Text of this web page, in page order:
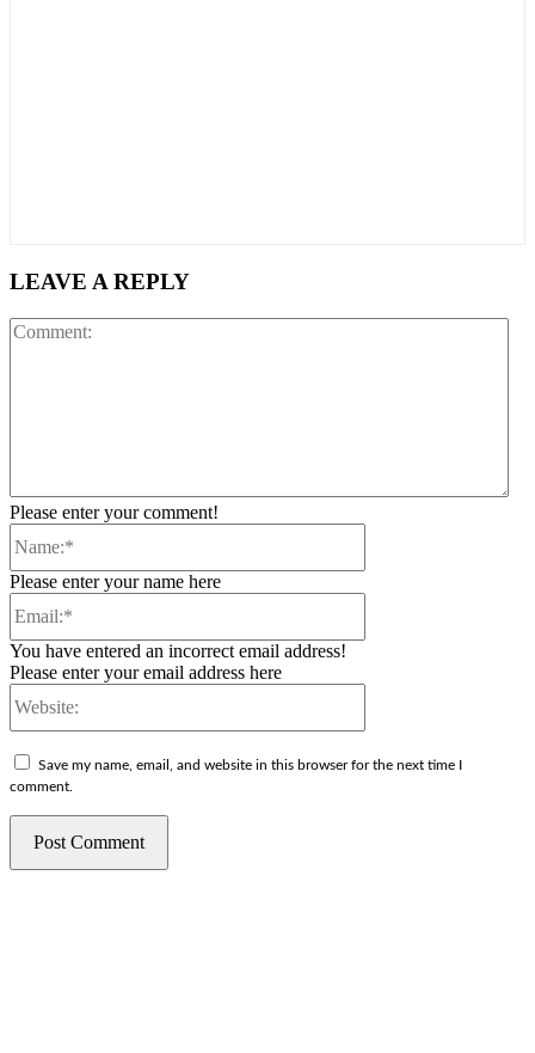
LEAVE A REPLY
Please enter your comment!
Please enter your name here
You have entered an incorrect email address!
Please enter your email address here
Save my name, email, and website in this browser for the next time I
comment.